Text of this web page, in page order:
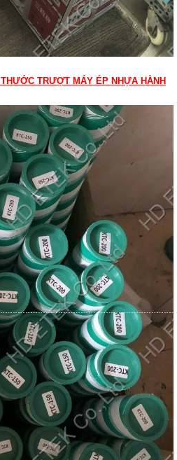
TRƯỢT MÁY ÉP NHỰA HÀNH